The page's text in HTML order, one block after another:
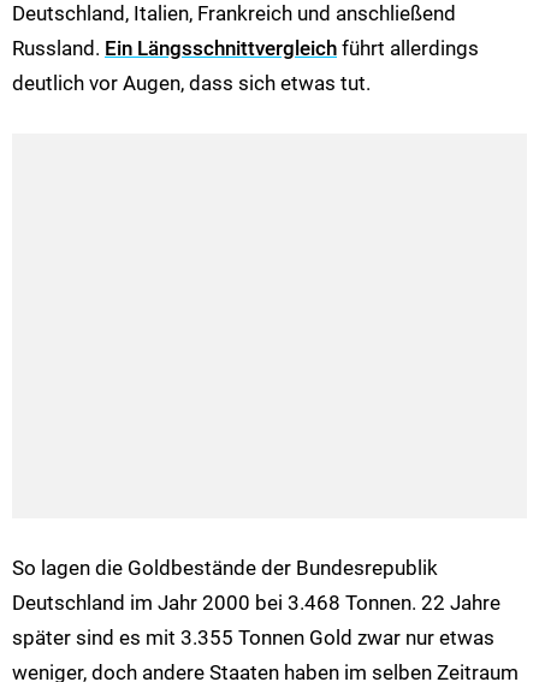
Deutschland, Italien, Frankreich und anschließend
Russland. Ein Längsschnittvergleich führt allerdings
deutlich vor Augen, dass sich etwas tut.
So lagen die Goldbestände der Bundesrepublik
Deutschland im Jahr 2000 bei 3.468 Tonnen. 22 Jahre
später sind es mit 3.355 Tonnen Gold zwar nur etwas
weniger, doch andere Staaten haben im selben Zeitraum